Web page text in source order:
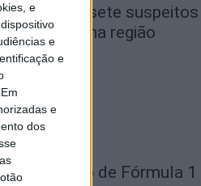
e
e
e
e
dos
detém sete suspeitos
de cobre na região
2026
Exposição de Fórmula 1